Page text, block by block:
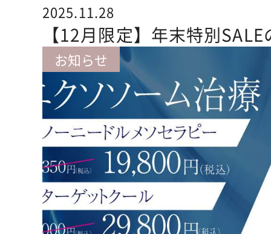
2025.11.28
【12月限定】年末特別
お知らせ